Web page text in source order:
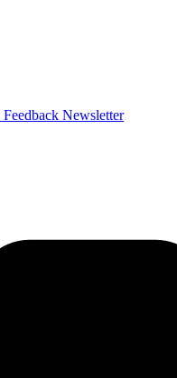
Feedback Newsletter